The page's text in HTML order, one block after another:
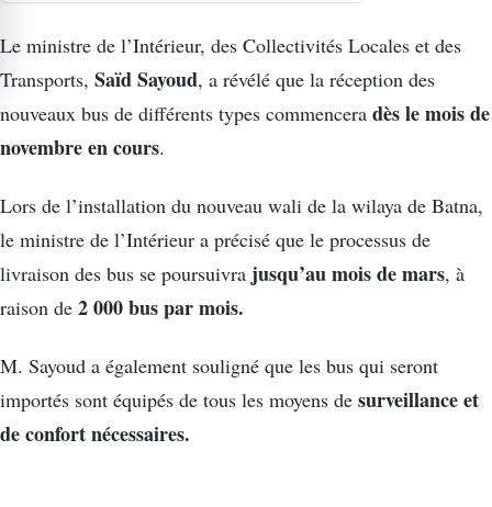
Le ministre de l’Intérieur, des Collectivités Locales et des
Transports, Saïd Sayoud, a révélé que la réception des
nouveaux bus de différents types commencera dès le mois de
novembre en cours.
Lors de l’installation du nouveau wali de la wilaya de Batna,
le ministre de l’Intérieur a précisé que le processus de
livraison des bus se poursuivra jusqu’au mois de mars, à
raison de 2 000 bus par mois.
M. Sayoud a également souligné que les bus qui seront
importés sont équipés de tous les moyens de surveillance et
de confort nécessaires.